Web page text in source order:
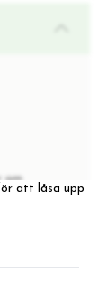
om
att låsa upp